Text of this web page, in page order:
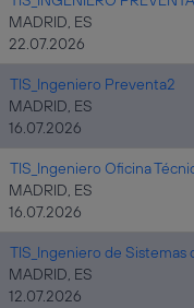
MADRID, ES
22.07.2026
TIS_Ingeniero Preventa2
MADRID, ES
16.07.2026
TIS_Ingeniero Oficina
MADRID, ES
16.07.2026
TIS_Ingeniero de
MADRID, ES
12.07.2026